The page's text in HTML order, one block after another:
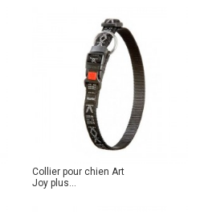
Collier pour chien Art
Joy plus...